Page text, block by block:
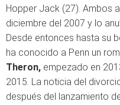
Hopper Jack (27). Ambos
diciembre del 2007 y lo
Desde entonces hasta su
ha conocido a Penn un
Theron, empezado en
2015. La noticia del
después del lanzamiento